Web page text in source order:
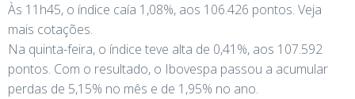
Às 11h45, o índice caía 1,08%, aos 106.426 pontos. Veja
mais cotações.
Na quinta-feira, o índice teve alta de 0,41%, aos 107.592
pontos. Com o resultado, o Ibovespa passou a acumular
perdas de 5,15% no mês e de 1,95% no ano.